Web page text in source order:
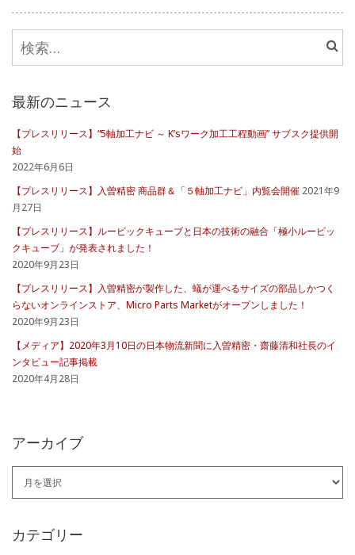
検
索:
最新のニュース
【プレスリリース】“5軸加工ナビ ～ K’sワーク加工工程動画” サブスク提供開
始
2022年6月6日
【プレスリリース】入曽精密 商品群＆「５軸加工ナビ」内覧会開催 2021年9
月27日
【プレスリリース】ルービックキューブと日本の技術の融合「極小ルービッ
クキューブ」が発表されました！
2020年9月23日
【プレスリリース】入曽精密が製作した、蟻が運べるサイズの部品しかつく
らないオンラインストア、Micro Parts Marketがオープンしました！
2020年9月23日
【メディア】2020年3月10日の日本物流新聞に入曽精密・齋藤清和社長のイ
ンタビュー記事掲載
2020年4月28日
アーカイブ
ー
カ
カテゴリー